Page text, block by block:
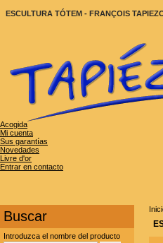
ESCULTURA TÓTEM - FRANÇOIS
Acogida
Mi cuenta
Sus garantías
Novedades
Livre d'or
Entrar en contacto
Buscar
Introduzca el nombre del producto